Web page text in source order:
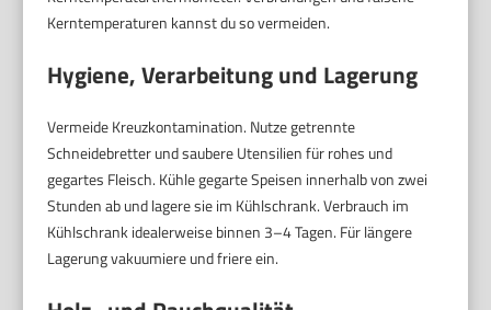
Kerntemperaturen kannst du so vermeiden.
Hygiene, Verarbeitung und Lagerung
Vermeide Kreuzkontamination. Nutze getrennte
Schneidebretter und saubere Utensilien für rohes und
gegartes Fleisch. Kühle gegarte Speisen innerhalb von zwei
Stunden ab und lagere sie im Kühlschrank. Verbrauch im
Kühlschrank idealerweise binnen 3–4 Tagen. Für längere
Lagerung vakuumiere und friere ein.